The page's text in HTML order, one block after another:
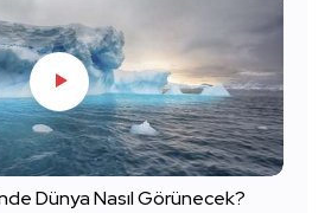
Dünya Nasıl Görünecek?